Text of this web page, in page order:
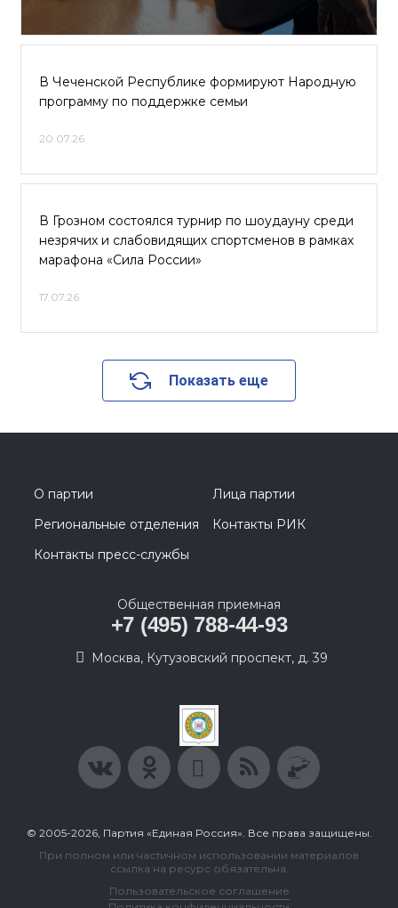
В Чеченской Республике формируют Народную
программу по поддержке семьи
20.07.26
В Грозном состоялся турнир по шоудауну среди
незрячих и слабовидящих спортсменов в рамках
марафона «Сила России»
17.07.26
Показать еще
О партии
Лица партии
Региональные отделения
Контакты РИК
Контакты пресс-службы
Общественная приемная
+7 (495) 788-44-93
Москва, Кутузовский проспект, д. 39
© 2005-2026, Партия «Единая Россия». Все права защищены.
При полном или частичном использовании материалов
ссылка на ресурс обязательна.
Пользовательское соглашение